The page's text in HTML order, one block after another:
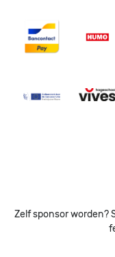
Image
Image
Image Image
Zelf sponsor worden?